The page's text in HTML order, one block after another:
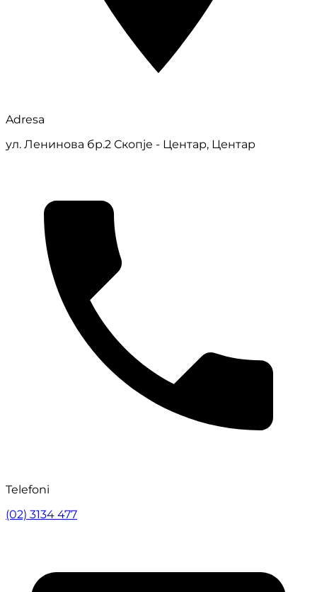
Adresa
ул. Ленинова бр.2 Скопје - Центар, Центар
Telefoni
(02) 3134 477